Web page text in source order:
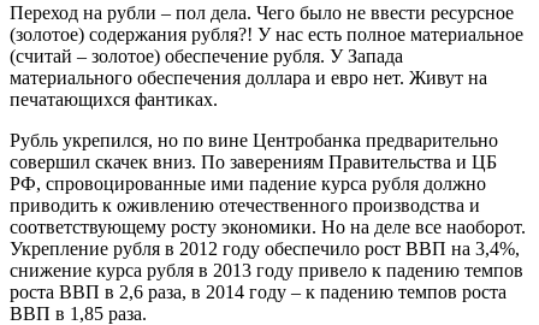
Переход на рубли – пол дела. Чего было не ввести ресурсное
(золотое) содержания рубля?! У нас есть полное материальное
(считай – золотое) обеспечение рубля. У Запада
материального обеспечения доллара и евро нет. Живут на
печатающихся фантиках.
Рубль укрепился, но по вине Центробанка предварительно
совершил скачек вниз. По заверениям Правительства и ЦБ
РФ, спровоцированные ими падение курса рубля должно
приводить к оживлению отечественного производства и
соответствующему росту экономики. Но на деле все наоборот.
Укрепление рубля в 2012 году обеспечило рост ВВП на 3,4%,
снижение курса рубля в 2013 году привело к падению темпов
роста ВВП в 2,6 раза, в 2014 году – к падению темпов роста
ВВП в 1,85 раза.